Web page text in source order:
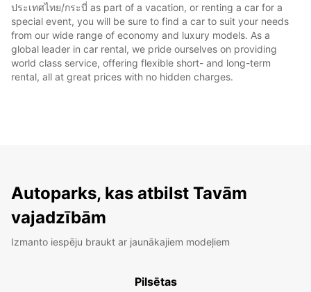
ประเทศไทย/กระบี่ as part of a vacation, or renting a car for a
special event, you will be sure to find a car to suit your needs
from our wide range of economy and luxury models. As a
global leader in car rental, we pride ourselves on providing
world class service, offering flexible short- and long-term
rental, all at great prices with no hidden charges.
Autoparks, kas atbilst Tavām
vajadzībām
Izmanto iespēju braukt ar jaunākajiem modeļiem
Pilsētas